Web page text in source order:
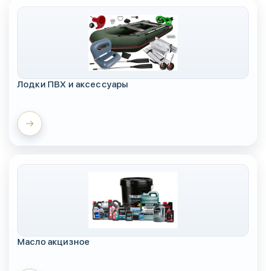
Лодки ПВХ и аксессуары
Масло акцизное